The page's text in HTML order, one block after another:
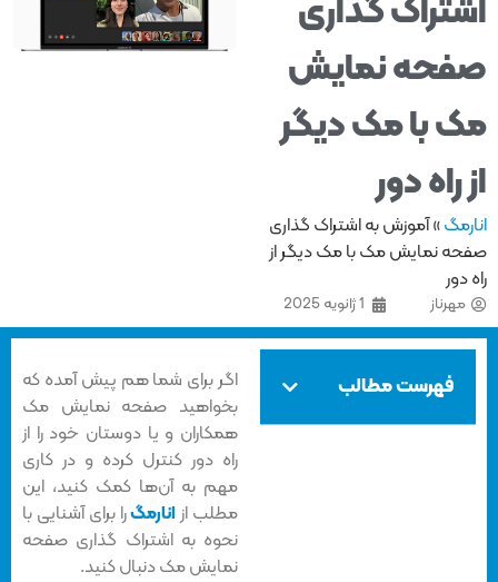
گذاری
نمایش
با مک دیگر
دور
»آموزش به اشتراک گذاری
نمایش مک با مک دیگر از
مهرناز
فهرست مطالب
اگر برای شما هم پیش آمده که
بخواهید صفحه نمایش مک
همکاران و یا دوستان خود را از
راه دور کنترل کرده و در کاری
مهم به آن‌ها کمک کنید، این
مطلب ازانارمگرا برای آشنایی با
نحوه به اشتراک گذاری صفحه
نمایش مک دنبال کنید.